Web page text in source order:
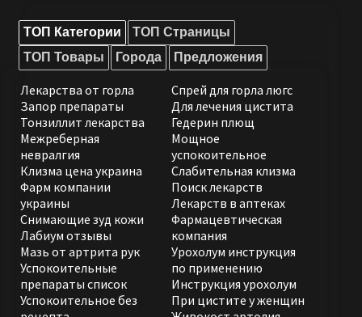
ТОП Категории
ТОП Страницы
ТОП Товары
Города Предложения
Лекарства от горла
Запор препараты
Тонзиллит лекарства
Межреберная
невралгия
Клизма цена украина
Фарм компании
украины
Снимающие зуд кожи
Лабиум отзывы
Спрей для горла люгс
Для лечения цистита
Гедерин плющ
Мощное
успокоительное
Слабительная клизма
Поиск лекарств
Лекарств в аптеках
Фармацевтическая
компания
Мазь от артрита рук
Успокоительные
препараты список
Успокоительное без
Урохолум инструкция
по применению
Инструкция урохолум
При цистите у женщин